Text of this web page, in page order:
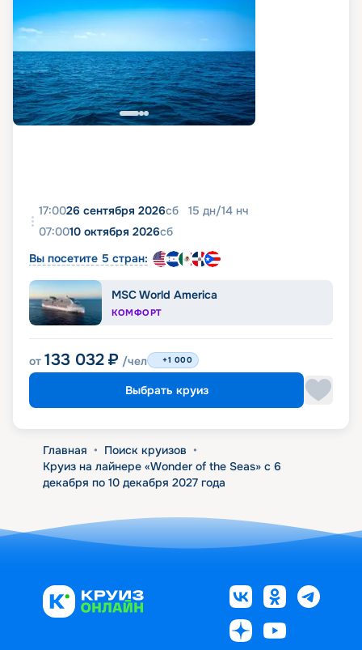
17:0026 сентября 2026сб 15 дн/14 нч
07:0010 октября 2026сб
Вы посетите 5 стран:
MSC World America
КОМФОРТ
от 133 032 ₽ /чел +1 000
Выбрать круиз
Главная • Поиск круизов •
Круиз на лайнере «Wonder of the Seas» с 6
декабря по 10 декабря 2027 года